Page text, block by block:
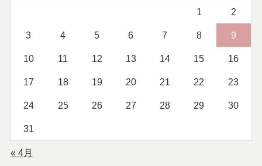
1 2
3 4 5 6 7 8 9
10 11 12 13 14 15 16
17 18 19 20 21 22 23
24 25 26 27 28 29 30
31
« 4月